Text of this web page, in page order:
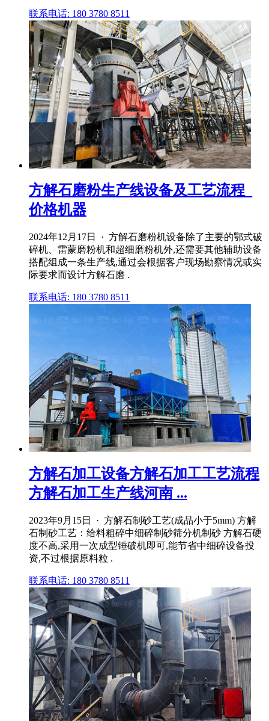
联系电话: 180 3780 8511
方解石磨粉生产线设备及工艺流程_
价格机器
2024年12月17日 · 方解石磨粉机设备除了主要的鄂式破
碎机、雷蒙磨粉机和超细磨粉机外,还需要其他辅助设备
搭配组成一条生产线,通过会根据客户现场勘察情况或实
际要求而设计方解石磨 .
联系电话: 180 3780 8511
方解石加工设备方解石加工工艺流程
方解石加工生产线河南 ...
2023年9月15日 · 方解石制砂工艺(成品小于5mm) 方解
石制砂工艺：给料粗碎中细碎制砂筛分机制砂 方解石硬
度不高,采用一次成型锤破机即可,能节省中细碎设备投
资,不过根据原料粒 .
联系电话: 180 3780 8511